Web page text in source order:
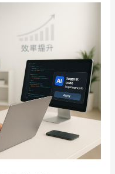
流
商
商